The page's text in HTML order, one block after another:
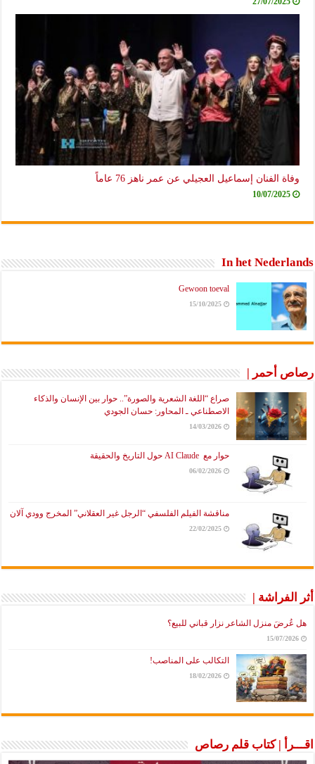
وفاة الفنان إسماعيل العجيلي عن عمر ناهز 76 عاماً
10/07/2025
In het Nederlands
Gewoon toeval
15/10/2025
رصاص أحمر |
صراع “اللغة الشعرية والصورة”.. حوار بين الإنسان والذكاء
الاصطناعي ـ المحاور: حسان الجودي
14/03/2026
حوار مع AI Claude حول التاريخ والحقيقة
06/02/2026
مناقشة الفيلم الفلسفي “الرجل غير العقلاني” المخرج وودي آلان
22/02/2025
أثر الفراشة |
هل عُرضَ منزل الشاعر نزار قباني للبيع؟
15/07/2026
التكالب على المناصب!
18/02/2026
اقـــرأ | كتاب قلم رصاص